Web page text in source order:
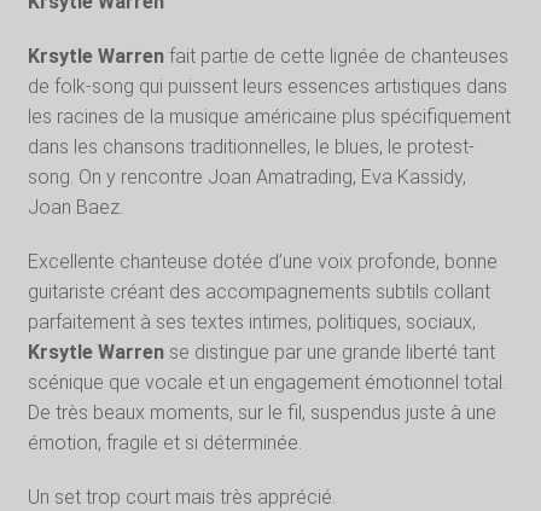
Krsytle Warren fait partie de cette lignée de chanteuses
de folk-song qui puissent leurs essences artistiques dans
les racines de la musique américaine plus spécifiquement
dans les chansons traditionnelles, le blues, le protest-
song. On y rencontre Joan Amatrading, Eva Kassidy,
Joan Baez.
Excellente chanteuse dotée d’une voix profonde, bonne
guitariste créant des accompagnements subtils collant
parfaitement à ses textes intimes, politiques, sociaux,
Krsytle Warrense distingue par une grande liberté tant
scénique que vocale et un engagement émotionnel total.
De très beaux moments, sur le fil, suspendus juste à une
émotion, fragile et si déterminée.
Un set trop court mais très apprécié.